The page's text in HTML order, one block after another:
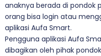
anaknya berada di pondok
orang bisa login atau
aplikasi Aufa Smart.
Pengguna aplikasi Aufa
dibagikan oleh pihak